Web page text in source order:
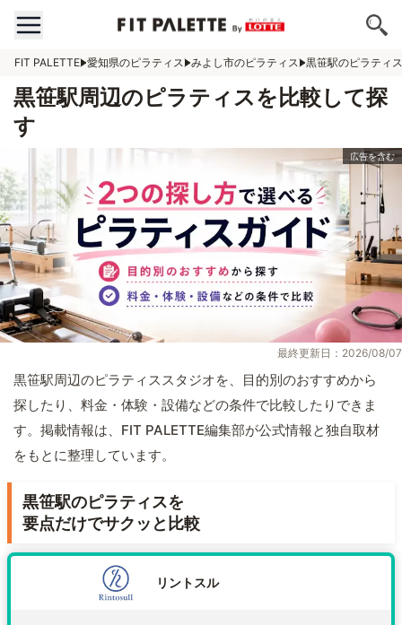
FIT PALETTE 愛知県のピラティス みよし市のピラティス 黒笹駅のピラティス
黒笹駅周辺のピラティスを比較して探
す
最終更新日：2026/08/07
黒笹駅周辺のピラティススタジオを、目的別のおすすめから
探したり、料金・体験・設備などの条件で比較したりできま
す。掲載情報は、FIT PALETTE編集部が公式情報と独自取材
をもとに整理しています。
黒笹駅のピラティスを
要点だけでサクッと比較
リントスル